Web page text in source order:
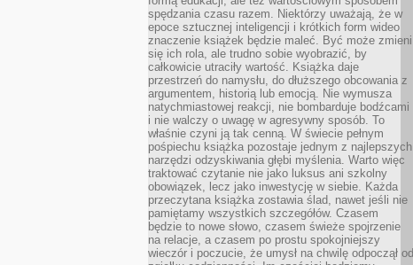
spędzania czasu razem. Niektórzy uważają, że w
epoce sztucznej inteligencji i krótkich form wideo
znaczenie książek będzie maleć. Być może zmieni
się ich rola, ale trudno sobie wyobrazić, by
całkowicie utraciły wartość. Książka daje
przestrzeń do namysłu, do dłuższego obcowania z
argumentem, historią lub emocją. Nie wymusza
natychmiastowej reakcji, nie bombarduje bodźcami
i nie walczy o uwagę w agresywny sposób. To
właśnie czyni ją tak cenną. W świecie pełnym
pośpiechu książka pozostaje jednym z najlepszych
narzędzi odzyskiwania głębi myślenia. Warto więc
traktować czytanie nie jako luksus ani szkolny
obowiązek, lecz jako inwestycję w siebie. Każda
przeczytana książka zostawia ślad, nawet jeśli nie
pamiętamy wszystkich szczegółów. Czasem
będzie to nowe słowo, czasem świeże spojrzenie
na relacje, a czasem po prostu spokojniejszy
wieczór i poczucie, że umysł na chwilę odpoczął od